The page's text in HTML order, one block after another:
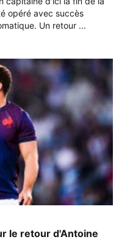
opéré avec succès
Un retour ...
le retour d'Antoine